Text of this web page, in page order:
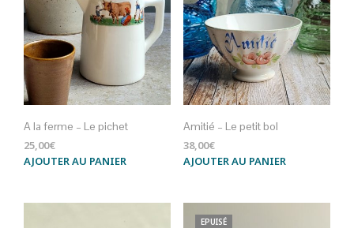
A la ferme – Le pichet
25,00€
AJOUTER AU PANIER
Amitié – Le petit bol
38,00€
AJOUTER AU PANIER
EPUISÉ